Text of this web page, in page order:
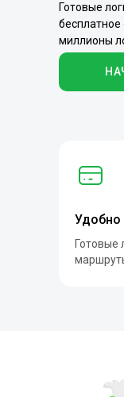
Готовые
миллионы
Удобно
Готовые